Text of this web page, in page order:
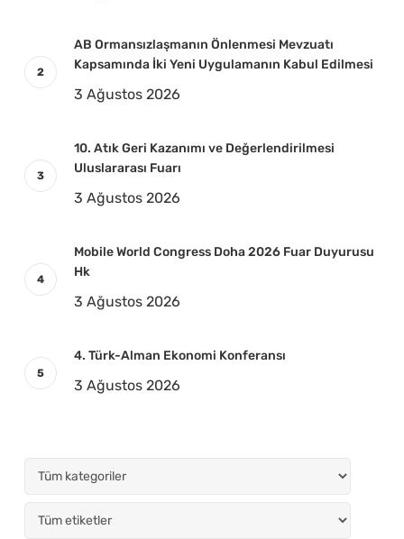
AB Ormansızlaşmanın Önlenmesi Mevzuatı
Kapsamında İki Yeni Uygulamanın Kabul Edilmesi
3 Ağustos 2026
10. Atık Geri Kazanımı ve Değerlendirilmesi
Uluslararası Fuarı
3 Ağustos 2026
Mobile World Congress Doha 2026 Fuar Duyurusu
Hk
3 Ağustos 2026
4. Türk-Alman Ekonomi Konferansı
3 Ağustos 2026